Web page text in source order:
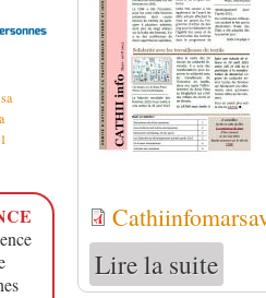
Lire la suite